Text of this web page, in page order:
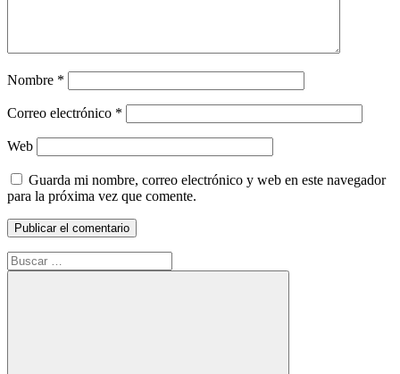
Nombre *
Correo electrónico *
Web
Guarda mi nombre, correo electrónico y web en este navegador
para la próxima vez que comente.
Buscar: